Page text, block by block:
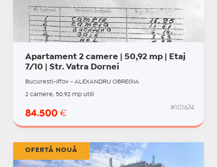
Apartament 2 camere | 50,92 mp | Etaj
7/10 | Str. Vatra Dornei
Bucuresti-Ilfov - ALEXANDRU OBREGIA
2 camere, 50.92 mp utili
84.500 €
#101674
OFERTĂ NOUĂ